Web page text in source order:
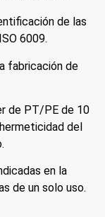
de las
6009.
fabricación de
de PT/PE de 10
del
en la
de un solo uso.